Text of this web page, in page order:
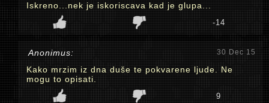
Iskreno...nek je iskoriscava kad je glupa...
-14
Anonimus: 30 Dec 15
Kako mrzim iz dna duše te pokvarene ljude. Ne
mogu to opisati.
9